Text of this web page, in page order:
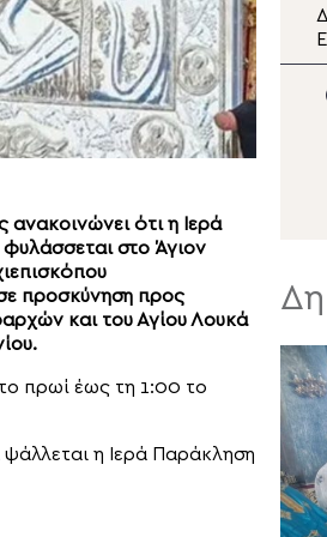
ότι η Ιερά
στο Άγιον
προσκύνηση προς
και του Αγίου Λουκά
πρωί έως τη 1:00 το
η Ιερά Παράκληση
Ο Κρήτης Ευγένιος στη
διπλή εορτή της Σάμου